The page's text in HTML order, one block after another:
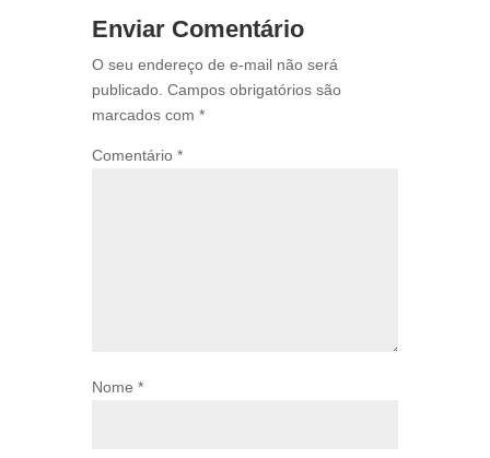
Enviar Comentário
O seu endereço de e-mail não será
publicado. Campos obrigatórios são
marcados com *
Comentário *
Nome *